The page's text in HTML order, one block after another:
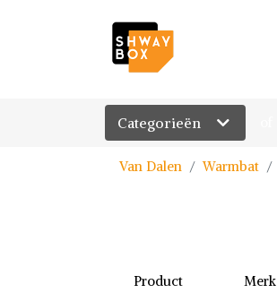
Categorieën
Van Dalen Warmbat
Product Merk